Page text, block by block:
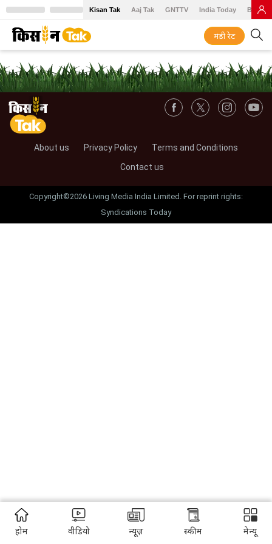
Kisan Tak Aaj Tak GNTTV India Today BT
मंडी रेट
About us Privacy Policy
Terms and Conditions
Contact us
Copyright©2026 Living Media India Limited. For reprint rights:
Syndications Today
होम वीडियो न्यूज़ स्कीम मेन्यू